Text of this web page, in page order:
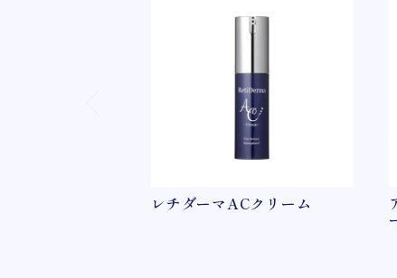
レチダーマACクリーム